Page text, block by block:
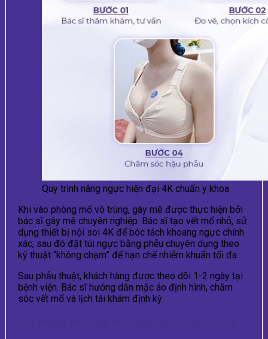
Quy trình nâng ngực hiện đại 4K chuẩn y khoa
Khi vào phòng mổ vô trùng, gây mê được thực hiện bởi
bác sĩ gây mê chuyên nghiệp. Bác sĩ tạo vết mổ nhỏ, sử
dụng thiết bị nội soi 4K để bóc tách khoang ngực chính
xác, sau đó đặt túi ngực bằng phễu chuyên dụng theo
kỹ thuật “không chạm” để hạn chế nhiễm khuẩn tối đa.
Sau phẫu thuật, khách hàng được theo dõi 1-2 ngày tại
bệnh viện. Bác sĩ hướng dẫn mặc áo định hình, chăm
sóc vết mổ và lịch tái khám định kỳ.